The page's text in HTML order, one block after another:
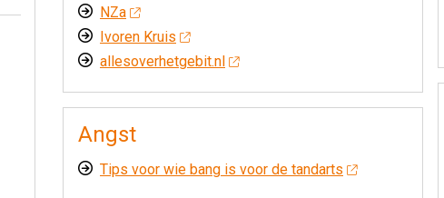
NZa
Ivoren Kruis
allesoverhetgebit.nl
Angst
Tips voor wie bang is voor de tandarts